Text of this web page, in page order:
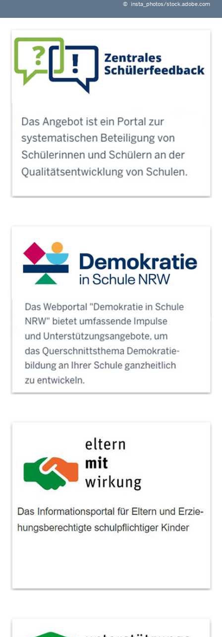
© insta_photos/stock.adobe.com